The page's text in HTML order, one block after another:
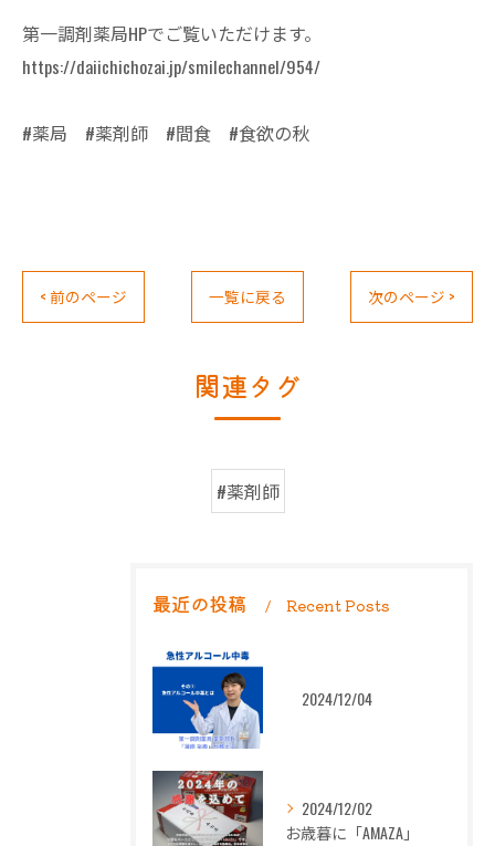
第一調剤薬局HPでご覧いただけます。
https://daiichichozai.jp/smilechannel/954/
#薬局 #薬剤師 #間食 #食欲の秋
< 前のページ 一覧に戻る 次のページ >
関連タグ
#薬剤師
最近の投稿 Recent Posts
2024/12/04
2024/12/02
お歳暮に「AMAZA」